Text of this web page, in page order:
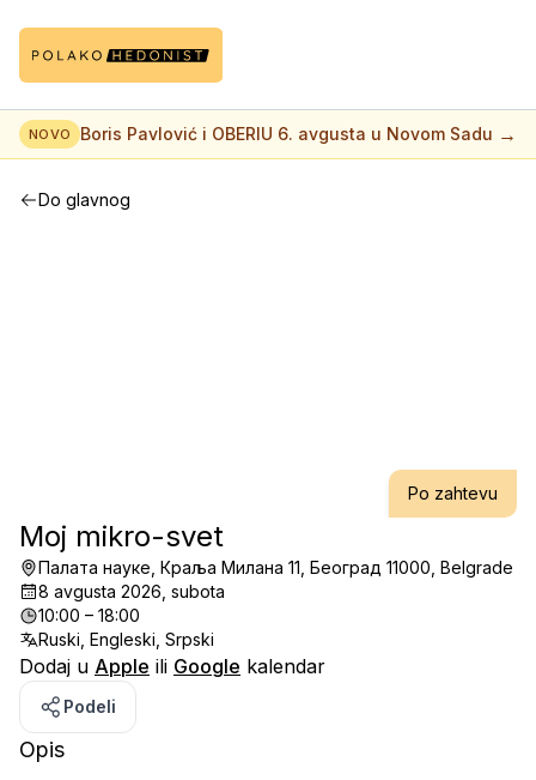
NOVO Boris Pavlović i OBERIU 6. avgusta u Novom Sadu →
Do glavnog
Po zahtevu
Moj mikro-svet
Палата науке, Краља Милана 11, Београд 11000, Belgrade
8 avgusta 2026, subota
10:00 – 18:00
Ruski, Engleski, Srpski
Dodaj u Apple ili Google kalendar
Podeli
Opis